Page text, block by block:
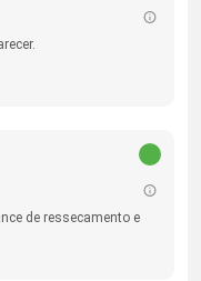
de ressecamento e